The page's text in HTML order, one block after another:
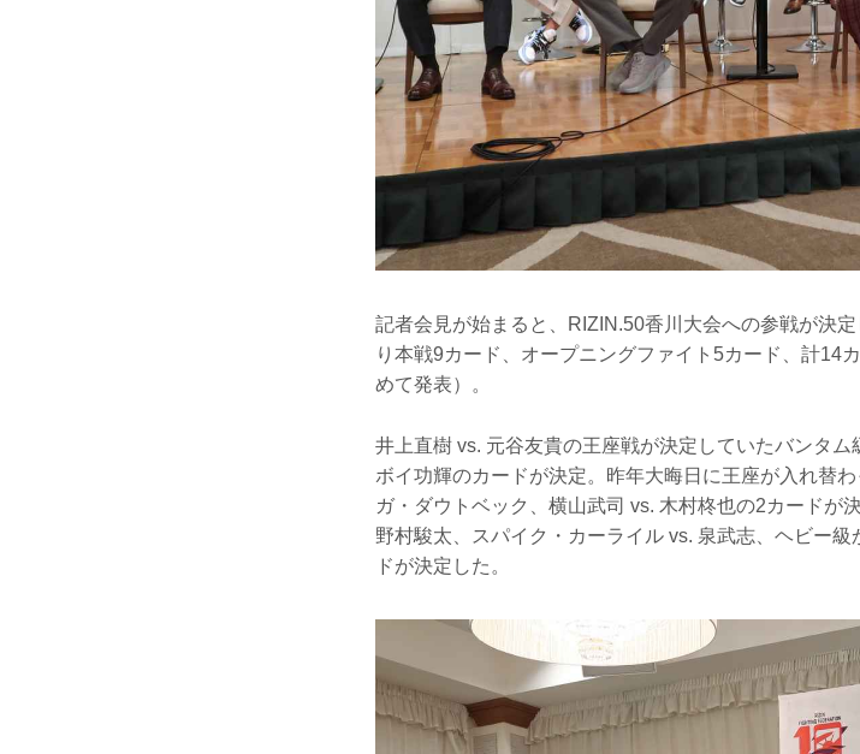
記者会見が始まると、RIZIN.50香川大会への参戦が決
り本戦9カード、オープニングファイト5カード、計14
めて発表）。
井上直樹 vs. 元谷友貴の王座戦が決定していたバンタ
ボイ功輝のカードが決定。昨年大晦日に王座が入れ替
ガ・ダウトベック、横山武司 vs. 木村柊也の2カードが
野村駿太、スパイク・カーライル vs. 泉武志、ヘビー
ドが決定した。